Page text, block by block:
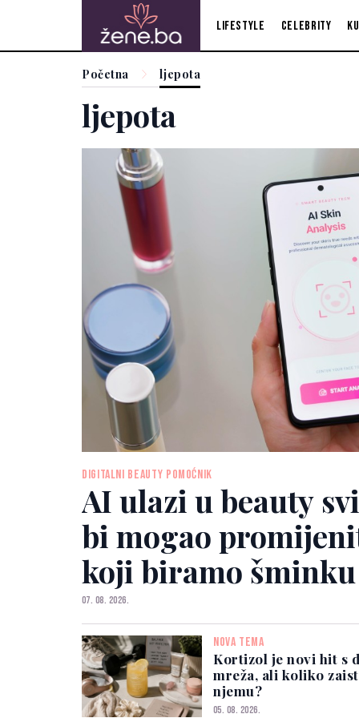
Lifestyle Celebrity
Početna ljepota
ljepota
DIGITALNI BEAUTY POMOĆNIK
AI ulazi u beauty
bi mogao
koji biramo šminku
07. 08. 2026.
NOVA TEMA
Kortizol je novi hit s
mreža, ali koliko
njemu?
05. 08. 2026.